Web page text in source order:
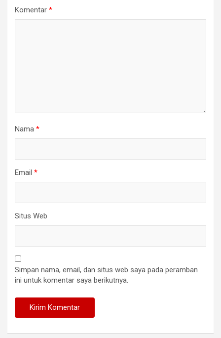
Komentar *
Nama *
Email *
Situs Web
Simpan nama, email, dan situs web saya pada peramban
ini untuk komentar saya berikutnya.